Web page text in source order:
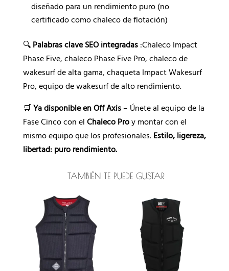
diseñado para un rendimiento puro (no
certificado como chaleco de flotación)
🔍 Palabras clave SEO integradas:Chaleco Impact
Phase Five, chaleco Phase Five Pro, chaleco de
wakesurf de alta gama, chaqueta Impact Wakesurf
Pro, equipo de wakesurf de alto rendimiento.
🛒 Ya disponible en Off Axis– Únete al equipo de la
Fase Cinco con el Chaleco Proy montar con el
mismo equipo que los profesionales. Estilo, ligereza,
libertad: puro rendimiento.
TAMBIÉN TE PUEDE GUSTAR